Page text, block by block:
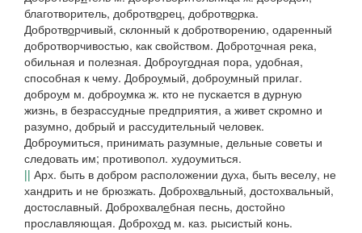
благотворитель, добротворец, добротворка.
Добротворчивый, склонный к добротворению, одаренный
добротворчивостью, как свойством. Доброточная река,
обильная и полезная. Доброугодная пора, удобная,
способная к чему. Доброумый, доброумный прилаг.
доброум м. доброумка ж. кто не пускается в дурную
жизнь, в безрассудные предприятия, а живет скромно и
разумно, добрый и рассудительный человек.
Доброумиться, принимать разумные, дельные советы и
следовать им; противопол. худоумиться.
|| Арх. быть в добром расположении духа, быть веселу, не
хандрить и не брюзжать. Доброхвальный, достохвальный,
достославный. Доброхвалебная песнь, достойно
прославляющая. Доброход м. каз. рысистый конь.